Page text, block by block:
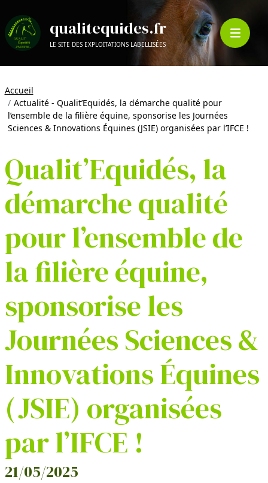
qualitequides.fr
LE SITE DES EXPLOITATIONS LABELLISÉES
Accueil
Actualité - Qualit’Equidés, la démarche qualité pour
l’ensemble de la filière équine, sponsorise les Journées
Sciences & Innovations Équines (JSIE) organisées par l’IFCE !
Qualit’Equidés, la
démarche qualité
pour l’ensemble de
la filière équine,
sponsorise les
Journées Sciences &
Innovations Équines
(JSIE) organisées
par l’IFCE !
21/05/2025